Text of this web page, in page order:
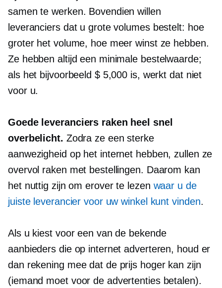
samen te werken. Bovendien willen
leveranciers dat u grote volumes bestelt: hoe
groter het volume, hoe meer winst ze hebben.
Ze hebben altijd een minimale bestelwaarde;
als het bijvoorbeeld $ 5,000 is, werkt dat niet
voor u.
Goede leveranciers raken heel snel
overbelicht. Zodra ze een sterke
aanwezigheid op het internet hebben, zullen ze
overvol raken met bestellingen. Daarom kan
het nuttig zijn om erover te lezen waar u de
juiste leverancier voor uw winkel kunt vinden.
Als u kiest voor een van de bekende
aanbieders die op internet adverteren, houd er
dan rekening mee dat de prijs hoger kan zijn
(iemand moet voor de advertenties betalen).